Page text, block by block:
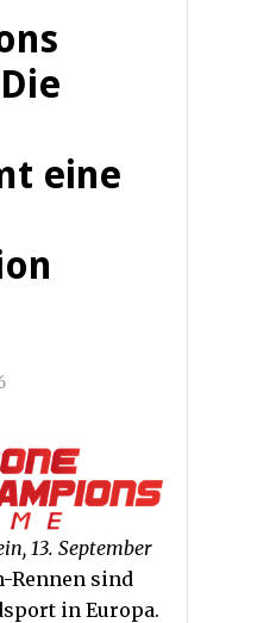
eine
13. September
Rennen sind
in Europa.